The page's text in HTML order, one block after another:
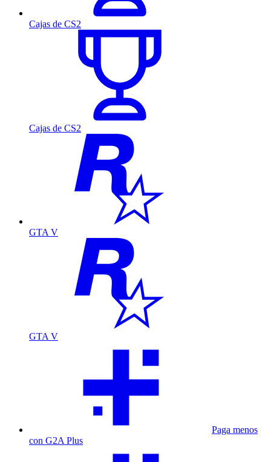
Cajas de CS2
Cajas de CS2
GTA V
GTA V
Paga menos
con G2A Plus